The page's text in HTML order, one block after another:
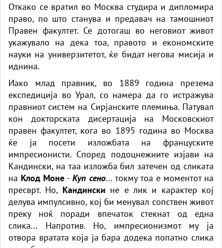
Откако се вратил во Москва студира и дипломира
право, по што станува и предавач на тамошниот
Правен факултет. Се дотогаш во неговиот живот
укажувало на дека тоа, правото и економските
науки на универзитетот, ќе бидат негова мисија и
иднина.
Иако млад правник, во 1889 година презема
експедиција во Урал, со намера да го истражува
правниот систем на Сирјанските племиња. Патувал
кон докторската дисертација на Московскиот
правен факултет, кога во 1895 година во Москва
ќе ја посети изложбата на француските
импресионисти. Според подоцнежните изјави на
Кандински, на таа изложба бил затечен од сликата
на Клод Моне -Куп сено... токму тоа е моментот на
пресврт. Но, Кандински не е лик и карактер кој
делува импулсивно, кој би менувал сопствен живот
преку ноќ поради впечаток стекнат од една
слика... Напротив. Но, импресионизмот му ја
отвора вратата која ја бара додека попатно слика